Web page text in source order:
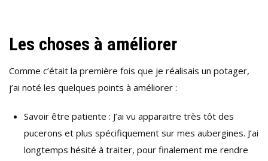
Les choses à améliorer
Comme c’était la première fois que je réalisais un potager,
j’ai noté les quelques points à améliorer :
Savoir être patiente : J’ai vu apparaitre très tôt des
pucerons et plus spécifiquement sur mes aubergines. J’ai
longtemps hésité à traiter, pour finalement me rendre